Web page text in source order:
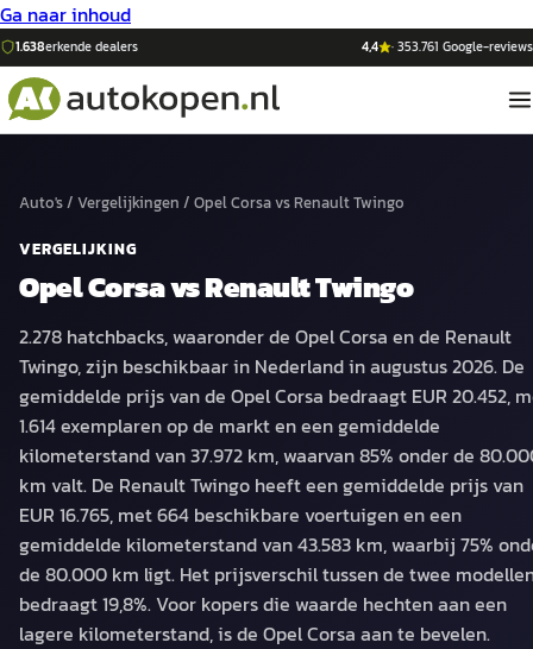
Ga naar inhoud
1.638erkende dealers 4,4 ·353.761 Google-reviews
Auto's/ Vergelijkingen / Opel CorsavsRenault Twingo
VERGELIJKING
Opel CorsavsRenault Twingo
2.278 hatchbacks, waaronder de Opel Corsa en de Renault
Twingo, zijn beschikbaar in Nederland in augustus 2026. De
gemiddelde prijs van de Opel Corsa bedraagt EUR 20.452,
1.614 exemplaren op de markt en een gemiddelde
kilometerstand van 37.972 km, waarvan 85% onder de
km valt. De Renault Twingo heeft een gemiddelde prijs van
EUR 16.765, met 664 beschikbare voertuigen en een
gemiddelde kilometerstand van 43.583 km, waarbij 75%
de 80.000 km ligt. Het prijsverschil tussen de twee
bedraagt 19,8%. Voor kopers die waarde hechten aan een
lagere kilometerstand, is de Opel Corsa aan te bevelen.